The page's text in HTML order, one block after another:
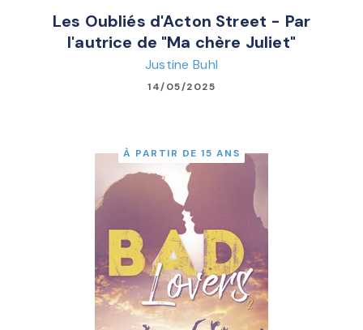
Les Oubliés d'Acton Street - Par
l'autrice de "Ma chère Juliet"
Justine Buhl
14/05/2025
À PARTIR DE 15 ANS